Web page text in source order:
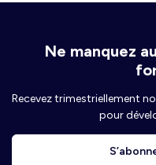
Ne manquez
Recevez trimestriellement
pour